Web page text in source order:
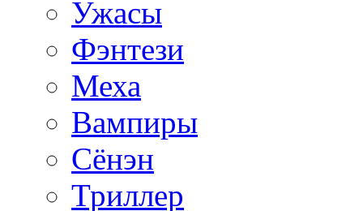
Ужасы
Фэнтези
Меха
Вампиры
Сёнэн
Триллер